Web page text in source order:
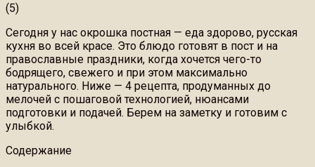
(5)
Сегодня у нас окрошка постная — еда здорово, русская
кухня во всей красе. Это блюдо готовят в пост и на
православные праздники, когда хочется чего-то
бодрящего, свежего и при этом максимально
натурального. Ниже — 4 рецепта, продуманных до
мелочей с пошаговой технологией, нюансами
подготовки и подачей. Берем на заметку и готовим с
улыбкой.
Содержание